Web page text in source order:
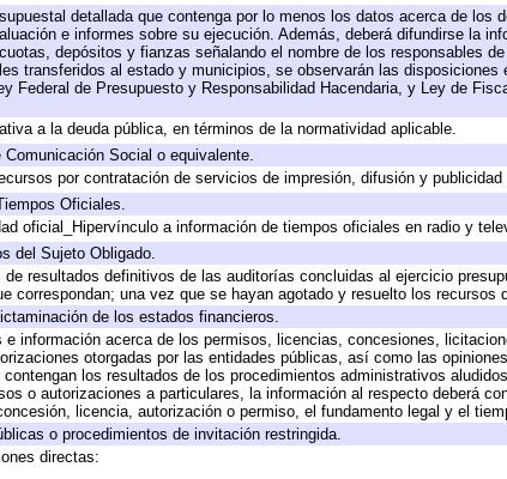
detallada que contenga por lo menos los datos acerca de los
e informes sobre su ejecución. Además, deberá difundirse la
depósitos y fianzas señalando el nombre de los responsables
transferidos al estado y municipios, se observarán las
Federal de Presupuesto y Responsabilidad Hacendaria, y Ley de
a la deuda pública, en términos de la normatividad aplicable.
Social o equivalente.
por contratación de servicios de impresión, difusión y publicidad
Oficiales.
oficial_Hipervínculo a información de tiempos oficiales en radio y
del Sujeto Obligado.
resultados definitivos de las auditorías concluidas al ejercicio
correspondan; una vez que se hayan agotado y resuelto los recursos
de los estados financieros.
información acerca de los permisos, licencias, concesiones,
otorgadas por las entidades públicas, así como las
los resultados de los procedimientos administrativos
o autorizaciones a particulares, la información al respecto deberá
licencia, autorización o permiso, el fundamento legal y el
o procedimientos de invitación restringida.
directas: